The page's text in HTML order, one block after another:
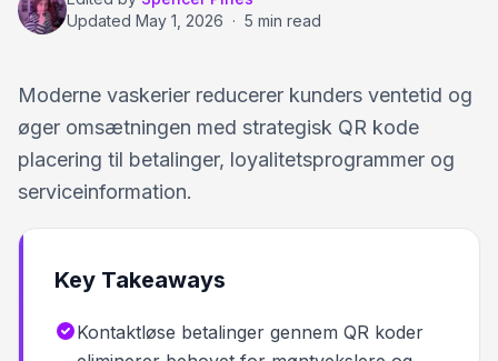
Updated May 1, 2026 · 5 min read
Moderne vaskerier reducerer kunders ventetid og
øger omsætningen med strategisk QR kode
placering til betalinger, loyalitetsprogrammer og
serviceinformation.
Key Takeaways
Kontaktløse betalinger gennem QR koder